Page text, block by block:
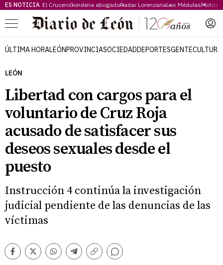
ES NOTICIA El CruceroCondena abogadoRadar LorenzanaLas MédulasMotos
Menú
ÚLTIMA HORALEÓNPROVINCIASOCIEDADDEPORTESGENTECULTURA
LEÓN
Libertad con cargos para el
voluntario de Cruz Roja
acusado de satisfacer sus
deseos sexuales desde el
puesto
Instrucción 4 continúa la investigación
judicial pendiente de las denuncias de las
víctimas
Facebook
TwitterWhatsappTelegram
Copiar
Comentarios